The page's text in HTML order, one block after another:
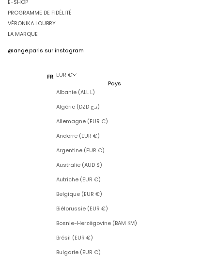
E-SHOP
PROGRAMME DE FIDÉLITÉ
VÉRONIKA LOUBRY
LA MARQUE
@ange.paris sur instagram
FR EUR €
Pays
Albanie (ALL L)
Algérie (DZD د.ج)
Allemagne (EUR €)
Andorre (EUR €)
Argentine (EUR €)
Australie (AUD $)
Autriche (EUR €)
Belgique (EUR €)
Biélorussie (EUR €)
Bosnie-Herzégovine (BAM КМ)
Brésil (EUR €)
Bulgarie (EUR €)